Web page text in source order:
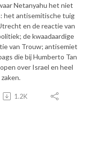
Netanyahu het niet
het antisemitische tuig
en de reactie van
de kwaadaardige
van Trouw; antisemiet
die bij Humberto Tan
over Israel en heel
1.2K